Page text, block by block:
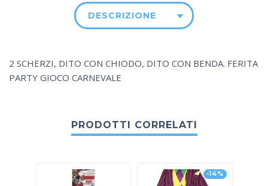
DESCRIZIONE
2 SCHERZI, DITO CON CHIODO, DITO CON BENDA. FERITA
PARTY GIOCO CARNEVALE
PRODOTTI CORRELATI
-14%